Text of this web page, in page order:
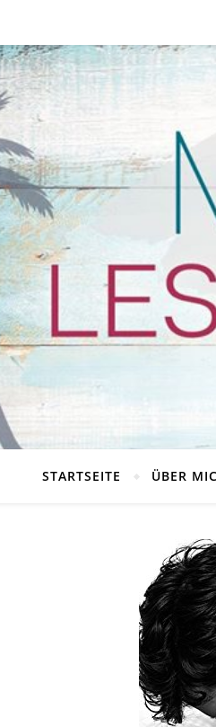
STARTSEITE ÜBER